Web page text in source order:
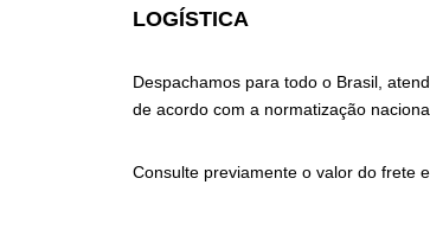
LOGÍSTICA
Despachamos para todo o Brasil,
de acordo com a normatização
Consulte previamente o valor do frete